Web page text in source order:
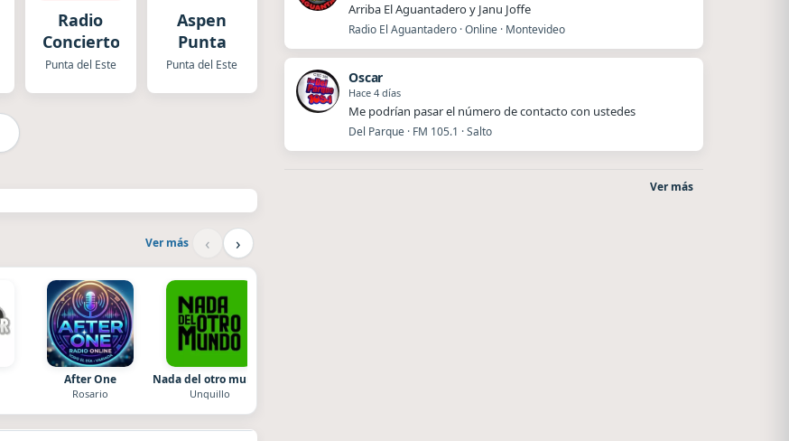
Radio
Concierto
Punta del Este
Aspen
Punta
Punta del Este
Ver más ‹ ›
After One
Rosario
Nada del otro mundo
Unquillo
Arriba El Aguantadero y Janu Joffe
Radio El Aguantadero · Online · Montevideo
Oscar
Hace 4 días
Me podrían pasar el número de contacto con ustedes
Del Parque · FM 105.1 · Salto
Ver más